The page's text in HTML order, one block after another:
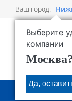
Ваш город:
Выберите
компании
Москва?
Да,
О